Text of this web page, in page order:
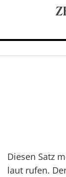
Diesen Satz
laut rufen.